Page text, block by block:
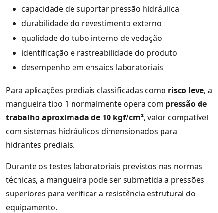
capacidade de suportar pressão hidráulica
durabilidade do revestimento externo
qualidade do tubo interno de vedação
identificação e rastreabilidade do produto
desempenho em ensaios laboratoriais
Para aplicações prediais classificadas como risco leve, a
mangueira tipo 1 normalmente opera com pressão de
trabalho aproximada de 10 kgf/cm², valor compatível
com sistemas hidráulicos dimensionados para
hidrantes prediais.
Durante os testes laboratoriais previstos nas normas
técnicas, a mangueira pode ser submetida a pressões
superiores para verificar a resistência estrutural do
equipamento.